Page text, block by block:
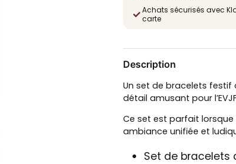
Achats sécurisés avec
carte
Description
Un set de bracelets festif
détail amusant pour
Ce set est parfait
ambiance unifiée et
Set de bracelets